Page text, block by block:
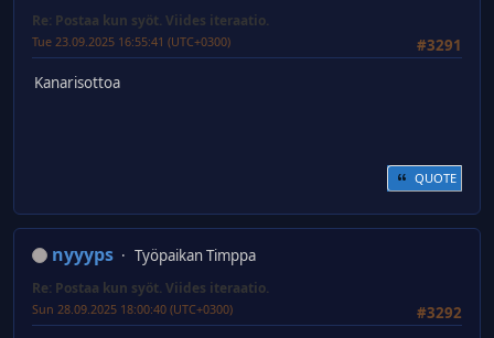
Re: Postaa kun syöt. Viides iteraatio.
#3291
Tue 23.09.2025 16:55:41 (UTC+0300)
Kanarisottoa
QUOTE
nyyyps Työpaikan Timppa
Re: Postaa kun syöt. Viides iteraatio.
#3292
Sun 28.09.2025 18:00:40 (UTC+0300)